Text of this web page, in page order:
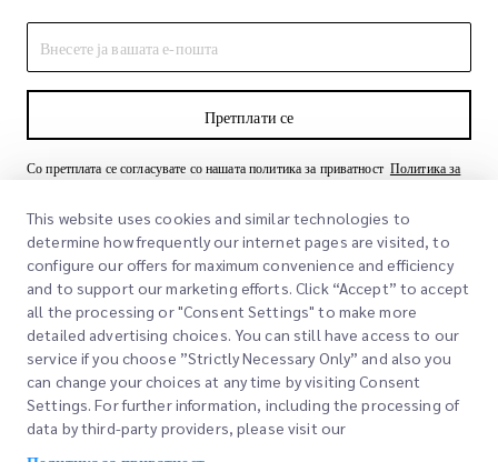
Претплати се
Со претплата се согласувате со нашата политика за приватност Политика за
Брзи линкови
Локации на канцеларии
Корпоративно
This website uses cookies and similar technologies to
determine how frequently our internet pages are visited, to
configure our offers for maximum convenience and efficiency
and to support our marketing efforts. Click “Accept” to accept
all the processing or "Consent Settings" to make more
detailed advertising choices. You can still have access to our
service if you choose ”Strictly Necessary Only” and also you
can change your choices at any time by visiting Consent
Settings. For further information, including the processing of
data by third-party providers, please visit our